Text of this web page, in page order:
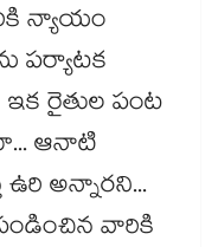
న్యాయం
పర్యాటక
ఇక రైతుల పంట
ఆనాటి
అన్నారని...
వారికి